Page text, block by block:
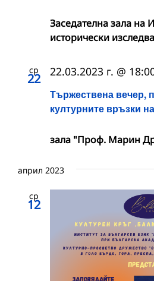
Заседателна зала на
исторически
ср
22
Тържествена вечер,
културните връзки
22.03.2023 г. @
зала "Проф. Марин
април 2023
ср
12